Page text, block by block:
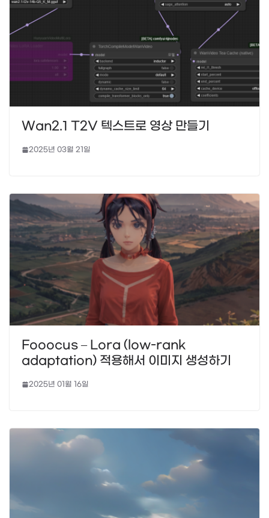
Wan2.1 T2V 텍스트로 영상 만들기
2025년 03월 21일
Fooocus – Lora (low-rank
adaptation) 적용해서 이미지 생성하기
2025년 01월 16일